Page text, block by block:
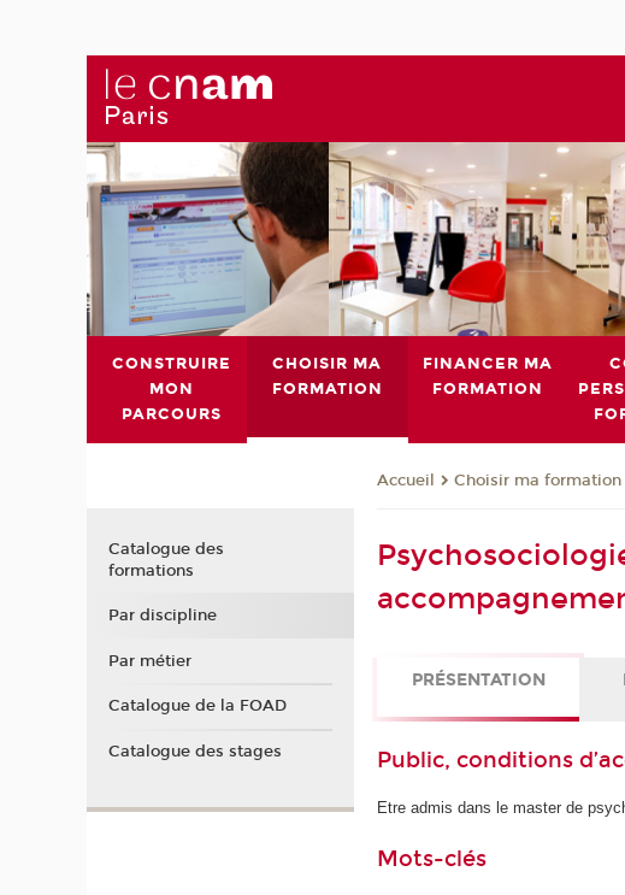
CONSTRUIRE
MON
PARCOURS
CHOISIR MA
FORMATION
FINANCER MA
FORMATION
Accueil Choisir ma formation
PRÉSENTATION
Public, conditions
Etre admis dans le master de
Mots-clés
Catalogue des
formations
Par discipline
Par métier
Catalogue de la FOAD
Catalogue des stages